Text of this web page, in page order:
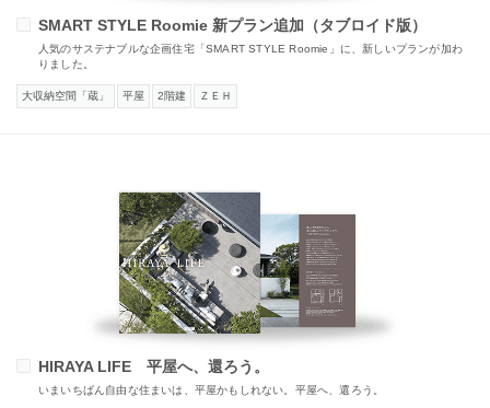
SMART STYLE Roomie 新プラン追加（タブロイド版）
人気のサステナブルな企画住宅「SMART STYLE Roomie」に、新しいプランが加わ
りました。
大収納空間「蔵」 平屋 2階建 ＺＥＨ
HIRAYA LIFE 平屋へ、還ろう。
いまいちばん自由な住まいは、平屋かもしれない。平屋へ、還ろう。